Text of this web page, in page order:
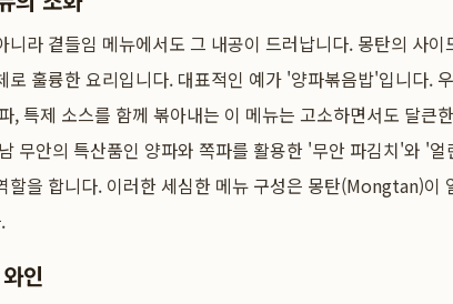
니라 곁들임 메뉴에서도 그 내공이 드러납니다. 몽탄의 사이
로 훌륭한 요리입니다. 대표적인 예가 '양파볶음밥'입니다.
, 특제 소스를 함께 볶아내는 이 메뉴는 고소하면서도 달큰
무안의 특산품인 양파와 쪽파를 활용한 '무안 파김치'와 '
할을 합니다. 이러한 세심한 메뉴 구성은 몽탄(Mongtan)이
인